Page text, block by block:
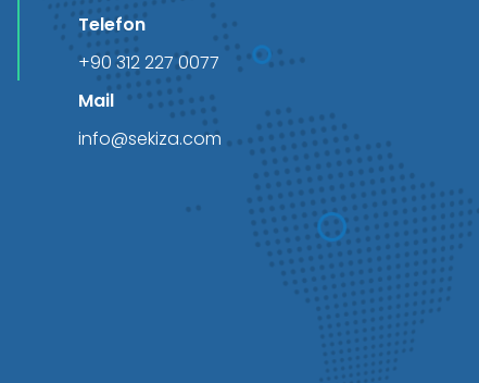
Telefon
+90 312 227 0077
Mail
info@sekiza.com